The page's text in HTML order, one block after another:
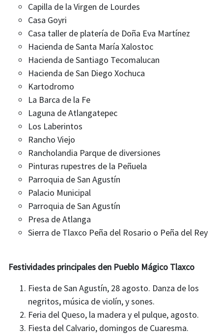
Capilla de la Virgen de Lourdes
Casa Goyri
Casa taller de platería de Doña Eva Martínez
Hacienda de Santa María Xalostoc
Hacienda de Santiago Tecomalucan
Hacienda de San Diego Xochuca
Kartodromo
La Barca de la Fe
Laguna de Atlangatepec
Los Laberintos
Rancho Viejo
Rancholandia Parque de diversiones
Pinturas rupestres de la Peñuela
Parroquia de San Agustín
Palacio Municipal
Parroquia de San Agustín
Presa de Atlanga
Sierra de Tlaxco Peña del Rosario o Peña del Rey
Festividades principales den Pueblo Mágico Tlaxco
Fiesta de San Agustín, 28 agosto. Danza de los
negritos, música de violín, y sones.
Feria del Queso, la madera y el pulque, agosto.
Fiesta del Calvario, domingos de Cuaresma.